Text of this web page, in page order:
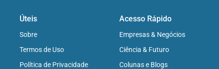
Úteis
Sobre
Termos de Uso
Política de Privacidade
Acesso Rápido
Empresas & Negócios
Ciência & Futuro
Colunas e Blogs